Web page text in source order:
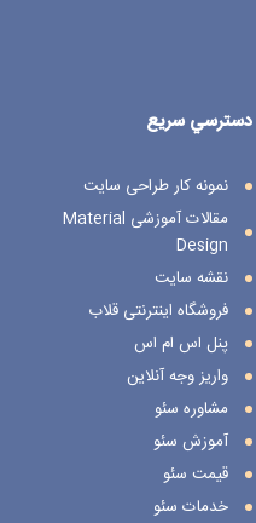
دسترسي سريع
نمونه کار طراحی سایت
مقالات آموزشی Material
Design
نقشه سایت
فروشگاه اینترنتی قلاب
پنل اس ام اس
واریز وجه آنلاین
مشاوره سئو
آموزش سئو
قیمت سئو
خدمات سئو